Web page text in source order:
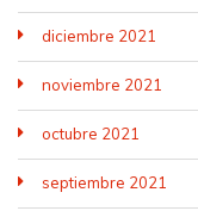
diciembre 2021
noviembre 2021
octubre 2021
septiembre 2021